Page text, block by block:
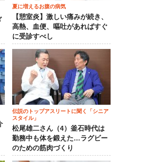
夏に増えるお腹の病気
【憩室炎】激しい痛みが続き、
高熱、血便、嘔吐があればすぐ
に受診すべし
伝説のトップアスリートに聞く「シニア
スタイル」
松尾雄二さん（4）釜石時代は
勤務中も体を鍛えた…ラグビー
のための筋肉づくり